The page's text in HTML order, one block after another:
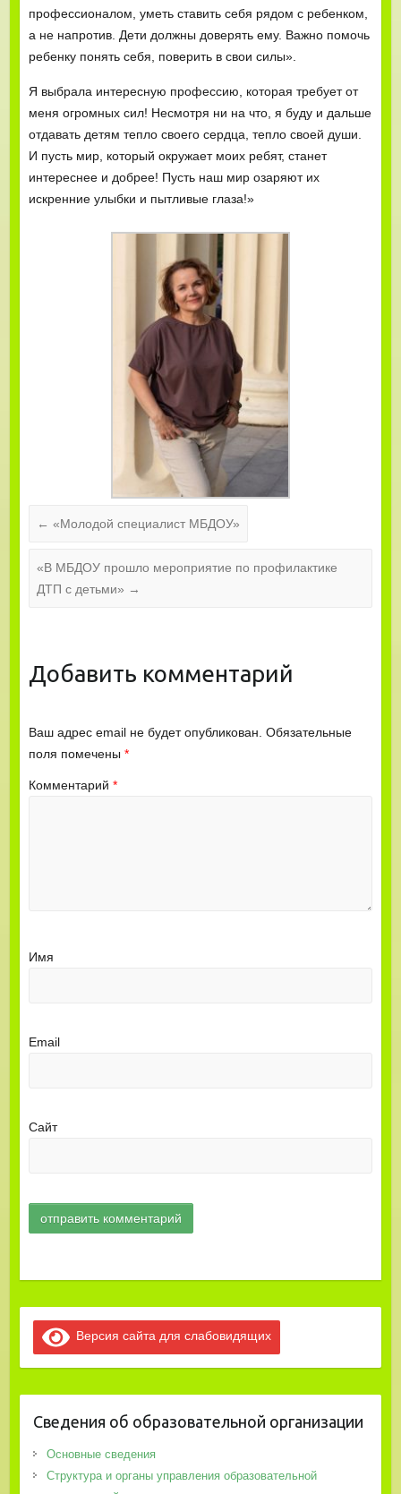
профессионалом, уметь ставить себя рядом с ребенком,
а не напротив. Дети должны доверять ему. Важно помочь
ребенку понять себя, поверить в свои силы».
Я выбрала интересную профессию, которая требует от
меня огромных сил! Несмотря ни на что, я буду и дальше
отдавать детям тепло своего сердца, тепло своей души.
И пусть мир, который окружает моих ребят, станет
интереснее и добрее! Пусть наш мир озаряют их
искренние улыбки и пытливые глаза!»
← «Молодой специалист МБДОУ»
«В МБДОУ прошло мероприятие по профилактике
ДТП с детьми» →
Добавить комментарий
Ваш адрес email не будет опубликован. Обязательные
поля помечены *
Комментарий *
Имя
Email
Сайт
Версия сайта для слабовидящих
Сведения об образовательной организации
Основные сведения
Структура и органы управления образовательной